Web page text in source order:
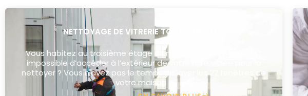
NETTOYAGE DE VITRERIE TOUTE HAUTEUR
Vous habitez au troisième étage d’un immeuble et il vous est
impossible d’accéder à l’extérieur de votre baie vitrée pour la
nettoyer ? Vous n'avez pas le temps de laver les 22 fenêtres de
votre maison ?